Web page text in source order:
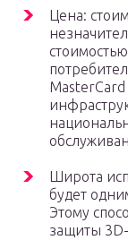
Цена:
MasterCard
Широта
будет
Этому
защиты